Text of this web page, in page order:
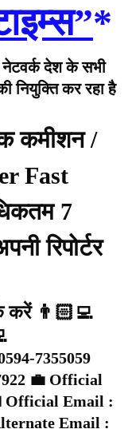
*
देश के सभी
नियुक्ति कर रहा है
कमीशन /
Fast
7
रिपोर्टर
करें 👨🏻‍💻
7355059
💼 Official
Official Email :
Email :